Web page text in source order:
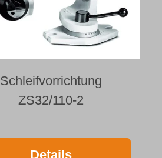
Schleifvorrichtung
ZS32/110-2
Details